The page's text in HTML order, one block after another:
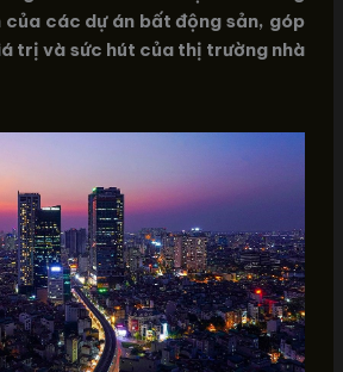
các dự án bất động sản, góp
trị và sức hút của thị trường nhà